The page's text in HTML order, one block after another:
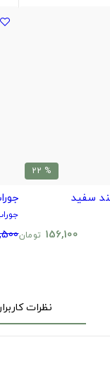
% 22
سفید
156,100 تومان
نظرات